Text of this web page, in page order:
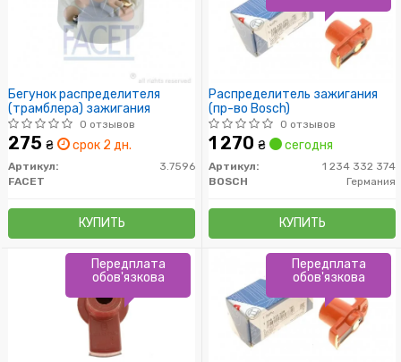
Бегунок распределителя
(трамблера) зажигания
0 отзывов
275 ₴ срок 2 дн.
Артикул:
3.7596
FACET
КУПИТЬ
Распределитель зажигания
(пр-во Bosch)
0 отзывов
1 270 ₴ сегодня
Артикул:
1 234 332 374
BOSCH
Германия
КУПИТЬ
Передплата
обов'язкова
Передплата
обов'язкова